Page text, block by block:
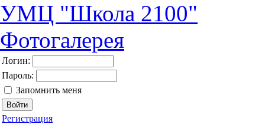
УМЦ "Школа 2100"
Фотогалерея
Логин:
Пароль:
Запомнить меня
Регистрация